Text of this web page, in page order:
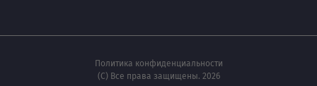
Политика конфиденциальности
(С) Все права защищены. 2026